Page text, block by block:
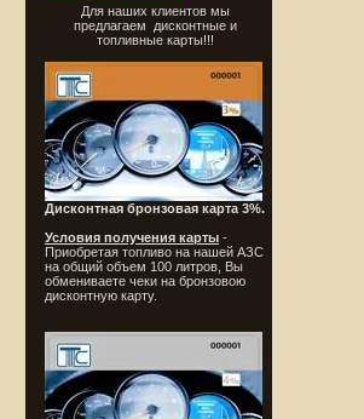
Для наших клиентов мы
предлагаем дисконтные и
топливные карты!!!
Дисконтная бронзовая карта 3%.
Условия получения карты -
Приобретая топливо на нашей АЗС
на общий объем 100 литров, Вы
обмениваете чеки на бронзовою
дисконтную карту.